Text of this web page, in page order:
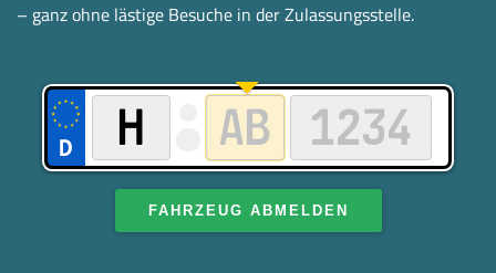
– ganz ohne lästige Besuche in der Zulassungsstelle.
FAHRZEUG ABMELDEN